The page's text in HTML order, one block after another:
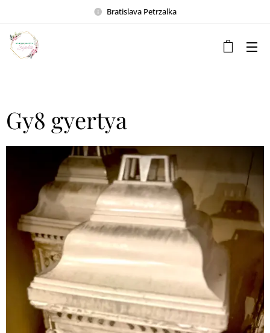
Bratislava Petrzalka
Gy8 gyertya